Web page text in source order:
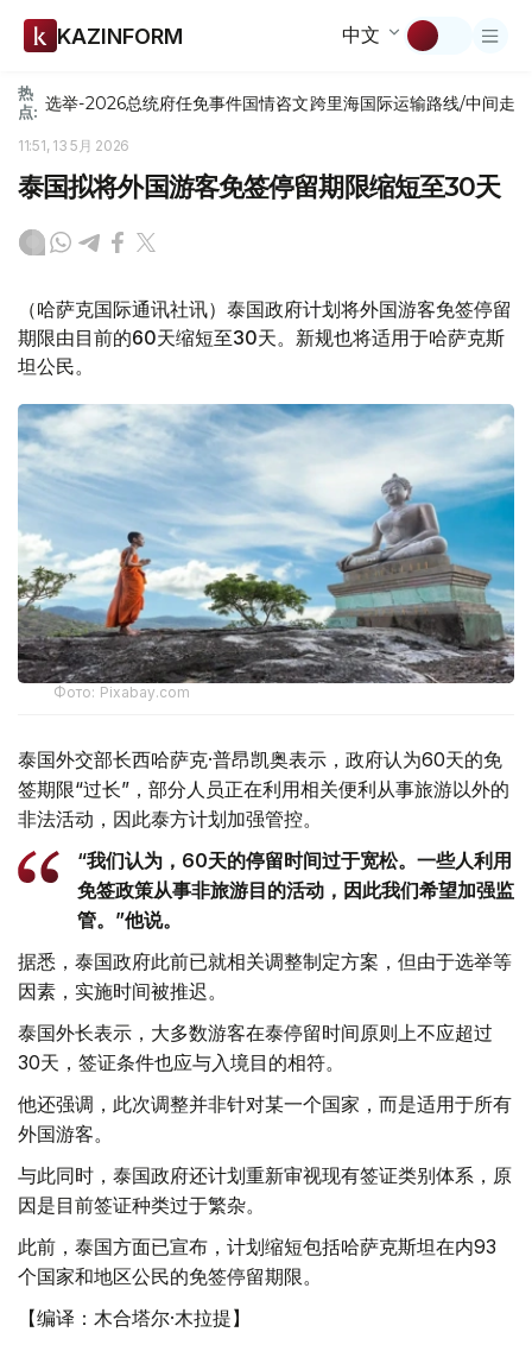
KAZINFORM 中文
热
点: 选举-2026总统府任免事件国情咨文跨里海国际运输路线/中间走廊
11:51, 13 5月 2026
泰国拟将外国游客免签停留期限缩短至30天
（哈萨克国际通讯社讯）泰国政府计划将外国游客免签停留
期限由目前的60天缩短至30天。新规也将适用于哈萨克斯
坦公民。
Фото: Pixabay.com
泰国外交部长西哈萨克·普昂凯奥表示，政府认为60天的免
签期限“过长”，部分人员正在利用相关便利从事旅游以外的
非法活动，因此泰方计划加强管控。
“我们认为，60天的停留时间过于宽松。一些人利用
免签政策从事非旅游目的活动，因此我们希望加强监
管。”他说。
据悉，泰国政府此前已就相关调整制定方案，但由于选举等
因素，实施时间被推迟。
泰国外长表示，大多数游客在泰停留时间原则上不应超过
30天，签证条件也应与入境目的相符。
他还强调，此次调整并非针对某一个国家，而是适用于所有
外国游客。
与此同时，泰国政府还计划重新审视现有签证类别体系，原
因是目前签证种类过于繁杂。
此前，泰国方面已宣布，计划缩短包括哈萨克斯坦在内93
个国家和地区公民的免签停留期限。
【编译：木合塔尔·木拉提】